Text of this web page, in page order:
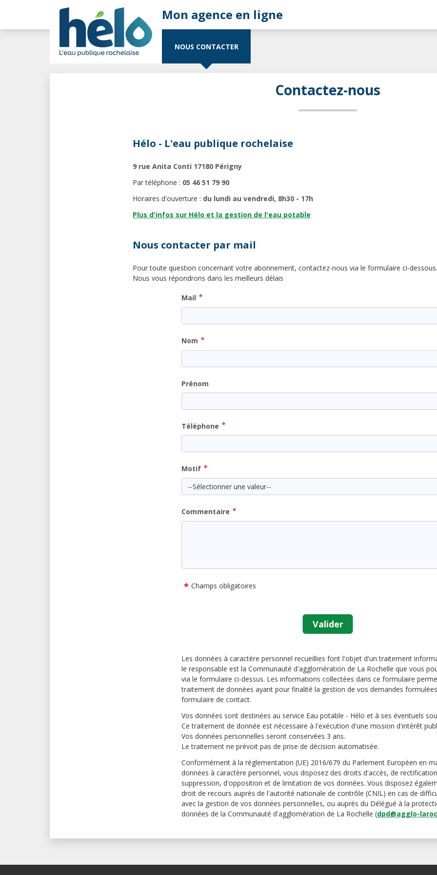
NOUS CONTACTER
Contactez-nous
Hélo - L'eau publique rochelaise
9 rue Anita Conti 17180 Périgny
Par téléphone : 05 46 51 79 90
Horaires d'ouverture : du lundi au vendredi, 8h30 - 17h
Plus d'infos sur Hélo et la gestion de l'eau potable
Nous contacter par mail
Pour toute question concernant votre abonnement, contactez-nous via le formulaire ci-dessous.
Nous vous répondrons dans les meilleurs délais
Mail *
Nom *
Prénom
Téléphone *
Motif *
--Sélectionner une valeur--
Commentaire *
* Champs obligatoires
Les données à caractère personnel recueillies font l'objet d'un traitement
le responsable est la Communauté d'agglomération de La Rochelle que vous
via le formulaire ci-dessus. Les informations collectées dans ce formulaire
traitement de données ayant pour finalité la gestion de vos demandes
formulaire de contact.
Vos données sont destinées au service Eau potable - Hélo et à ses éventuels
Ce traitement de donnée est nécessaire à l'exécution d'une mission d'intérêt
Vos données personnelles seront conservées 3 ans.
Le traitement ne prévoit pas de prise de décision automatisée.
Conformément à la réglementation (UE) 2016/679 du Parlement Européen en
données à caractère personnel, vous disposez des droits d'accès, de
suppression, d'opposition et de limitation de vos données. Vous disposez
droit de recours auprès de l'autorité nationale de contrôle (CNIL) en cas de
avec la gestion de vos données personnelles, ou auprès du Délégué à la
données de la Communauté d'agglomération de La Rochelle (dpd@agglo-